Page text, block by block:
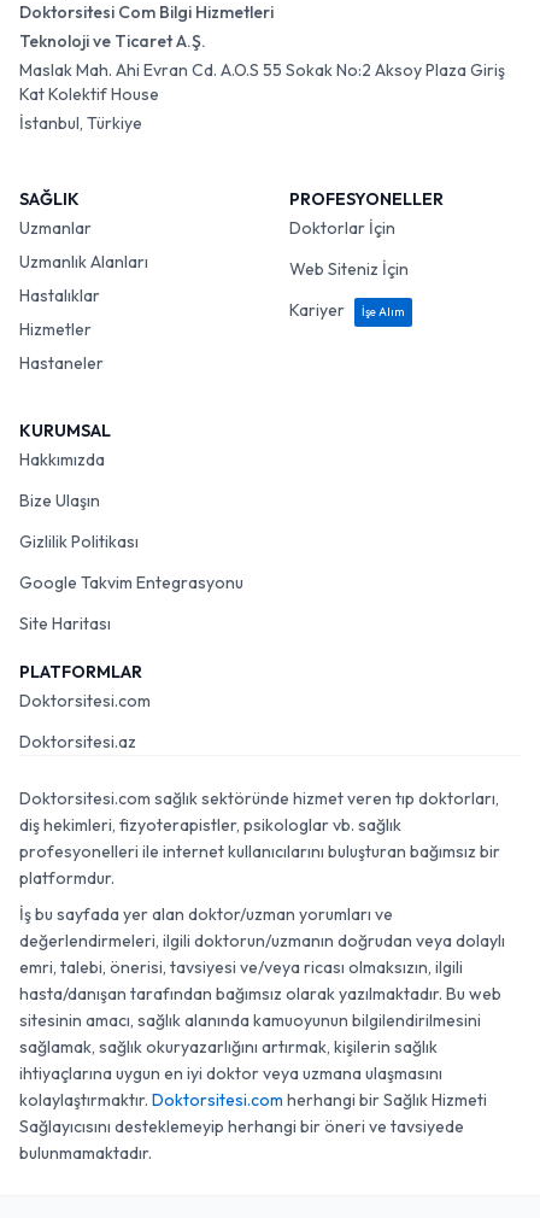
Doktorsitesi Com Bilgi Hizmetleri
Teknoloji ve Ticaret A.Ş.
Maslak Mah. Ahi Evran Cd. A.O.S 55 Sokak No:2 Aksoy Plaza Giriş
Kat Kolektif House
İstanbul, Türkiye
SAĞLIK
Uzmanlar
Uzmanlık Alanları
Hastalıklar
Hizmetler
Hastaneler
PROFESYONELLER
Doktorlar İçin
Web Siteniz İçin
Kariyer
İşe Alım
KURUMSAL
Hakkımızda
Bize Ulaşın
Gizlilik Politikası
Google Takvim Entegrasyonu
Site Haritası
PLATFORMLAR
Doktorsitesi.com
Doktorsitesi.az
Doktorsitesi.com sağlık sektöründe hizmet veren tıp doktorları,
diş hekimleri, fizyoterapistler, psikologlar vb. sağlık
profesyonelleri ile internet kullanıcılarını buluşturan bağımsız bir
platformdur.
İş bu sayfada yer alan doktor/uzman yorumları ve
değerlendirmeleri, ilgili doktorun/uzmanın doğrudan veya dolaylı
emri, talebi, önerisi, tavsiyesi ve/veya ricası olmaksızın, ilgili
hasta/danışan tarafından bağımsız olarak yazılmaktadır. Bu web
sitesinin amacı, sağlık alanında kamuoyunun bilgilendirilmesini
sağlamak, sağlık okuryazarlığını artırmak, kişilerin sağlık
ihtiyaçlarına uygun en iyi doktor veya uzmana ulaşmasını
kolaylaştırmaktır. Doktorsitesi.com herhangi bir Sağlık Hizmeti
Sağlayıcısını desteklemeyip herhangi bir öneri ve tavsiyede
bulunmamaktadır.